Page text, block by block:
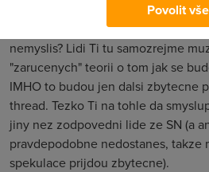
Rekl bych, ze tohle je spis otazka
nemyslis? Lidi Ti tu samozrejme
"zarucenych" teorii o tom jak se
IMHO to budou jen dalsi zbytecne
thread. Tezko Ti na tohle da
jiny nez zodpovedni lide ze SN (a
pravdepodobne nedostanes, takze
spekulace prijdou zbytecne).
Povolit vše